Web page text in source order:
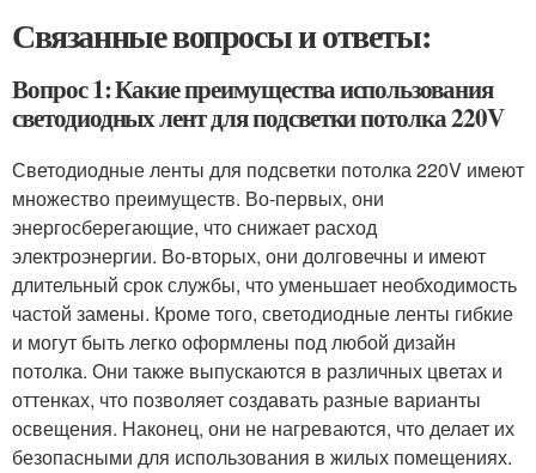
Связанные вопросы и ответы:
Вопрос 1: Какие преимущества использования
светодиодных лент для подсветки потолка 220V
Светодиодные ленты для подсветки потолка 220V имеют
множество преимуществ. Во-первых, они
энергосберегающие, что снижает расход
электроэнергии. Во-вторых, они долговечны и имеют
длительный срок службы, что уменьшает необходимость
частой замены. Кроме того, светодиодные ленты гибкие
и могут быть легко оформлены под любой дизайн
потолка. Они также выпускаются в различных цветах и
оттенках, что позволяет создавать разные варианты
освещения. Наконец, они не нагреваются, что делает их
безопасными для использования в жилых помещениях.